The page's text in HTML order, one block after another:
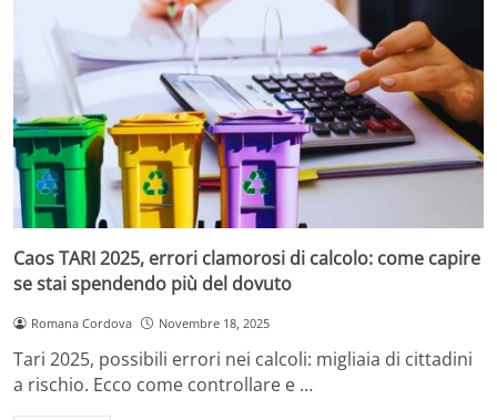
Caos TARI 2025, errori clamorosi di calcolo: come capire
se stai spendendo più del dovuto
Romana Cordova Novembre 18, 2025
Tari 2025, possibili errori nei calcoli: migliaia di cittadini
a rischio. Ecco come controllare e …